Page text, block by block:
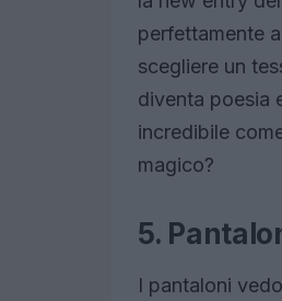
perfettamente
scegliere un
diventa poesia
incredibile
magico?
5.
I pantaloni